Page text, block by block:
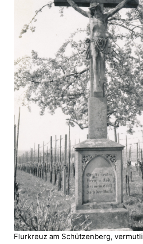
Flurkreuz am Schützenberg,